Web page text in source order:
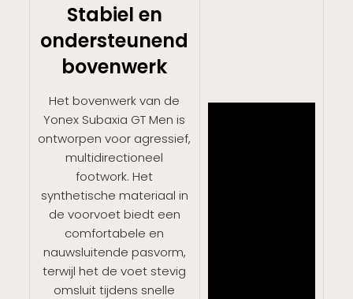
Stabiel en
ondersteunend
bovenwerk
Het bovenwerk van de
Yonex Subaxia GT Men is
ontworpen voor agressief,
multidirectioneel
footwork. Het
synthetische materiaal in
de voorvoet biedt een
comfortabele en
nauwsluitende pasvorm,
terwijl het de voet stevig
omsluit tijdens snelle